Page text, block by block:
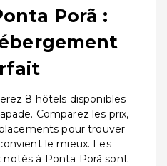
Porã :
8 hôtels disponibles
Comparez les prix,
pour trouver
le mieux. Les
à Ponta Porã sont